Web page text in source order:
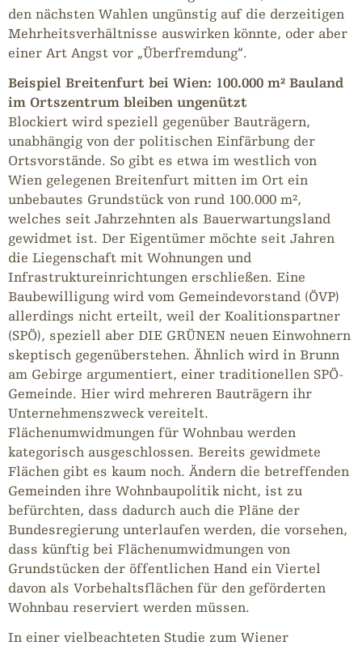
den nächsten Wahlen ungünstig auf die derzeitigen
Mehrheitsverhältnisse auswirken könnte, oder aber
einer Art Angst vor „Überfremdung“.
Beispiel Breitenfurt bei Wien: 100.000 m² Bauland
im Ortszentrum bleiben ungenützt
Blockiert wird speziell gegenüber Bauträgern,
unabhängig von der politischen Einfärbung der
Ortsvorstände. So gibt es etwa im westlich von
Wien gelegenen Breitenfurt mitten im Ort ein
unbebautes Grundstück von rund 100.000 m²,
welches seit Jahrzehnten als Bauerwartungsland
gewidmet ist. Der Eigentümer möchte seit Jahren
die Liegenschaft mit Wohnungen und
Infrastruktureinrichtungen erschließen. Eine
Baubewilligung wird vom Gemeindevorstand (ÖVP)
allerdings nicht erteilt, weil der Koalitionspartner
(SPÖ), speziell aber DIE GRÜNEN neuen Einwohnern
skeptisch gegenüberstehen. Ähnlich wird in Brunn
am Gebirge argumentiert, einer traditionellen SPÖ-
Gemeinde. Hier wird mehreren Bauträgern ihr
Unternehmenszweck vereitelt.
Flächenumwidmungen für Wohnbau werden
kategorisch ausgeschlossen. Bereits gewidmete
Flächen gibt es kaum noch. Ändern die betreffenden
Gemeinden ihre Wohnbaupolitik nicht, ist zu
befürchten, dass dadurch auch die Pläne der
Bundesregierung unterlaufen werden, die vorsehen,
dass künftig bei Flächenumwidmungen von
Grundstücken der öffentlichen Hand ein Viertel
davon als Vorbehaltsflächen für den geförderten
Wohnbau reserviert werden müssen.
In einer vielbeachteten Studie zum Wiener